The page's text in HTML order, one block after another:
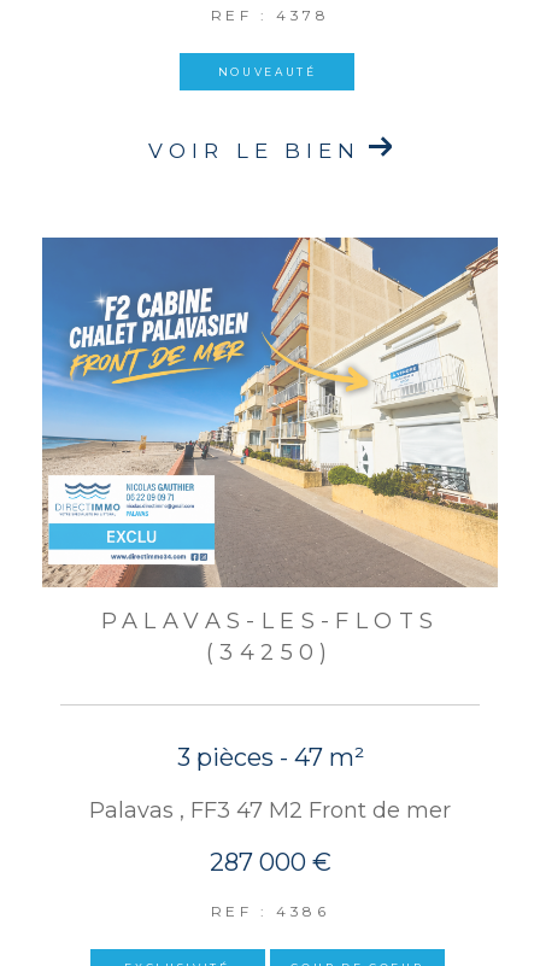
REF : 4378
NOUVEAUTÉ
VOIR LE BIEN
PALAVAS-LES-FLOTS
(34250)
3 pièces - 47 m²
Palavas , FF3 47 M2 Front de mer
287 000 €
REF : 4386